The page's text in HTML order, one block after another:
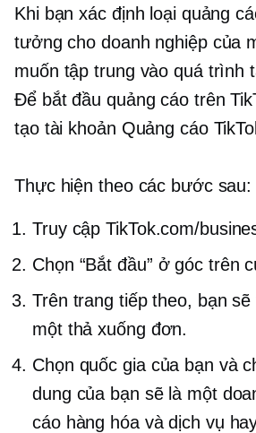
Khi bạn xác định loại quảng
tưởng cho doanh nghiệp của
muốn tập trung vào quá trình
Để bắt đầu quảng cáo trên
tạo tài khoản Quảng cáo
Thực hiện theo các bước sau:
Truy cập TikTok.com/
Chọn “Bắt đầu” ở góc trên
Trên trang tiếp theo, bạn sẽ
một thả xuống đơn.
Chọn quốc gia của bạn và
dung của bạn sẽ là một
cáo hàng hóa và dịch vụ